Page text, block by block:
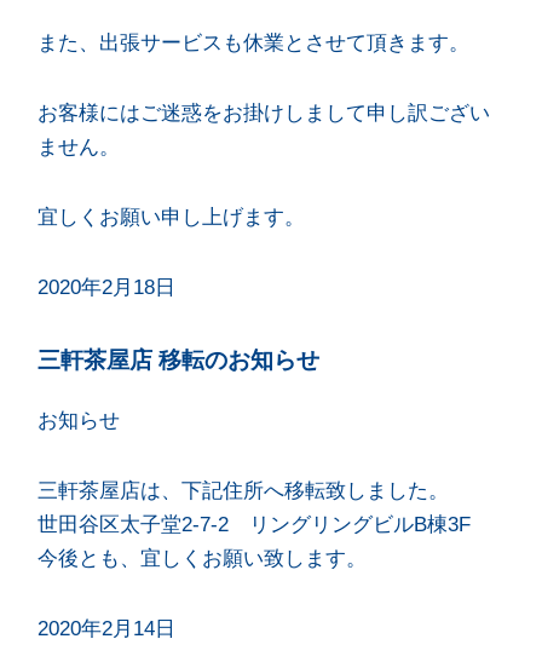
また、出張サービスも休業とさせて頂きます。
お客様にはご迷惑をお掛けしまして申し訳ござい
ません。
宜しくお願い申し上げます。
2020年2月18日
三軒茶屋店 移転のお知らせ
お知らせ
三軒茶屋店は、下記住所へ移転致しました。
世田谷区太子堂2-7-2 リングリングビルB棟3F
今後とも、宜しくお願い致します。
2020年2月14日